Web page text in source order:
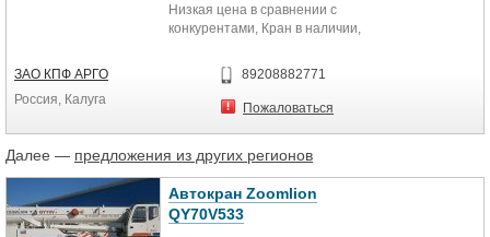
Низкая цена в сравнении с
конкурентами, Кран в наличии,
ЗАО КПФ АРГО
Россия, Калуга
89208882771
Пожаловаться
Далее — предложения из других регионов
Автокран Zoomlion
QY70V533